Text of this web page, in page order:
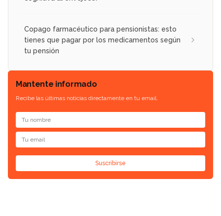
Copago farmacéutico para pensionistas: esto
tienes que pagar por los medicamentos según
tu pensión
Mantente informado
Recibe las últimas noticias directamente en tu email.
Suscribirse